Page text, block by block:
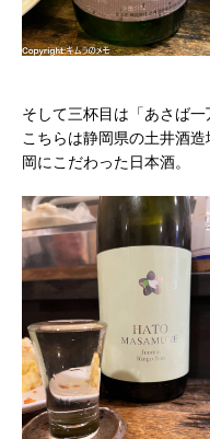
そして三杯目は「あさば一
こちらは静岡県の土井酒
岡にこだわった日本酒。